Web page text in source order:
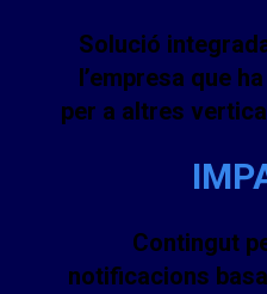
Solució
l’empresa que
per a altres
Contingut
notificacions